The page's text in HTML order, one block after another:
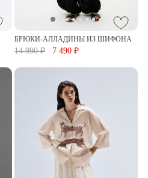
БРЮКИ-АЛЛАДИНЫ ИЗ ШИФОНА
14 990 ₽ 7 490 ₽